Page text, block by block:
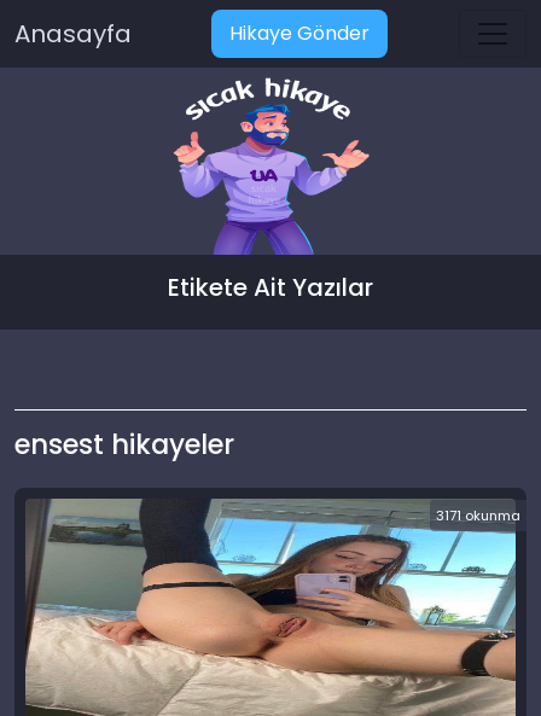
Anasayfa Hikaye Gönder
Etikete Ait Yazılar
ensest hikayeler
3171 okunma